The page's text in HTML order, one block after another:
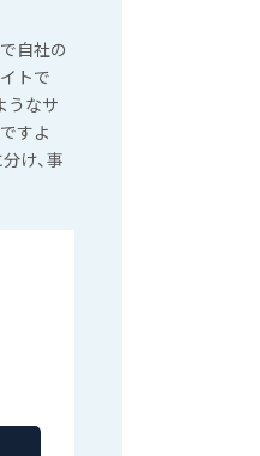
自社の
トで
うなサ
すよ
け、事